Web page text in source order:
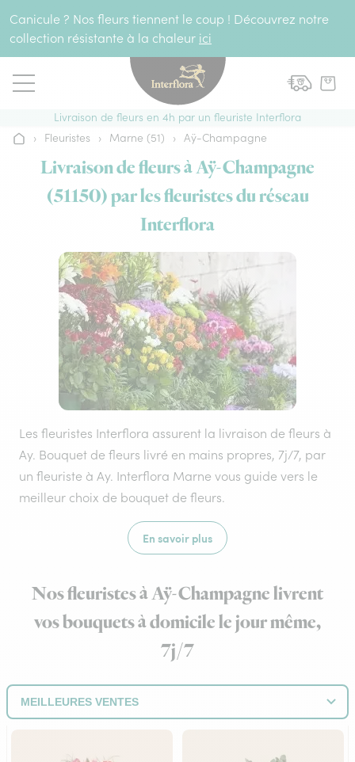
Canicule ? Nos fleurs tiennent le coup ! Découvrez notre
collection résistante à la chaleur ici
Livraison de fleurs en 4h par un fleuriste Interflora
Accueil
› Fleuristes › Marne (51) › Aÿ-Champagne
Livraison de fleurs à Aÿ-Champagne
(51150) par les fleuristes du réseau
Interflora
Les fleuristes Interflora assurent la livraison de fleurs à
Ay. Bouquet de fleurs livré en mains propres, 7j/7, par
un fleuriste à Ay. Interflora Marne vous guide vers le
meilleur choix de bouquet de fleurs.
En savoir plus
Nos fleuristes à Aÿ-Champagne livrent
vos bouquets à domicile le jour même,
7j/7